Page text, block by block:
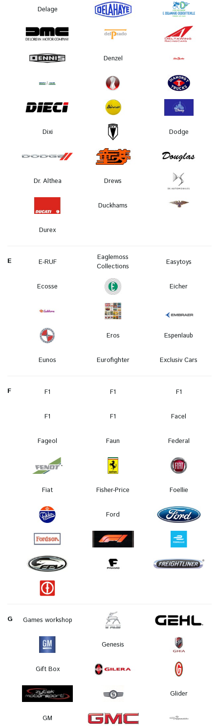
Delage
Denzel
Dixi Dodge
Dr. Althea Drews
Duckhams
Durex
E E-RUF
Eaglemoss
Collections
Easytoys
Ecosse Eicher
Eros Espenlaub
Eunos Eurofighter Exclusiv Cars
F F1 F1 F1
F1 F1 Facel
Fageol Faun Federal
Fiat Fisher-Price Foellie
Ford
G Games workshop
Genesis
Gift Box
Glider
GM